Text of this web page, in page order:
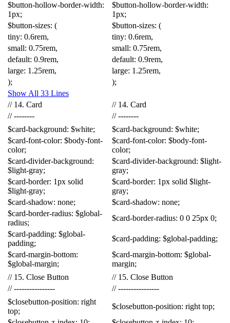
$button-hollow-border-width:
1px;
$button-hollow-border-width:
1px;
$button-sizes: ( $button-sizes: (
tiny: 0.6rem, tiny: 0.6rem,
small: 0.75rem, small: 0.75rem,
default: 0.9rem, default: 0.9rem,
large: 1 .25rem, large: 1 .25rem,
);
);
Show All 33 Lines
// 14. Card // 14. Card
// -------- // --------
$card-background: $white; $card-background: $white;
$card-font-color: $body-font-
color;
$card-font-color: $body-font-
color;
$card-divider-background:
$light-gray;
$card-divider-background: $light-
gray;
$card-border: 1px solid
$light-gray;
$card-border: 1px solid $light-
gray;
$card-shadow: none; $card-shadow: none;
$card-border-radius: $global-
radius;
$card-border-radius: 0 0 25px 0;
$card-padding: $global-
padding;
$card-padding: $global-padding;
$card-margin-bottom:
$global-margin;
$card-margin-bottom: $global-
margin;
// 15. Close Button // 15. Close Button
// ---------------- // ----------------
$closebutton-position: right
top;
$closebutton-position: right top;